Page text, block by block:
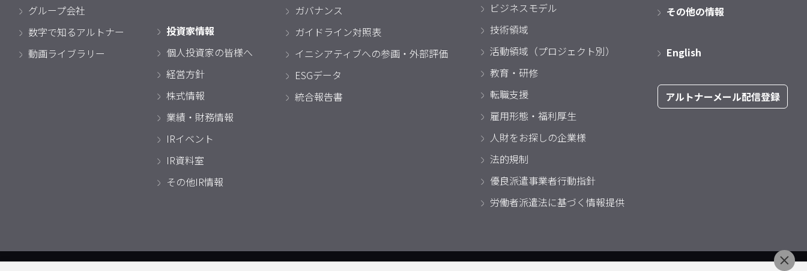
グループ会社
数字で知るアルトナー
動画ライブラリー
投資家情報
個人投資家の皆様へ
経営方針
株式情報
業績・財務情報
IRイベント
IR資料室
その他IR情報
ガバナンス
ガイドライン対照表
イニシアティブへの参画・外部評価
ESGデータ
統合報告書
ビジネスモデル
技術領域
活動領域（プロジェクト別）
教育・研修
転職支援
雇用形態・福利厚生
人財をお探しの企業様
法的規制
優良派遣事業者行動指針
労働者派遣法に基づく情報提供
その他の情報
English
アルトナーメール配信登録